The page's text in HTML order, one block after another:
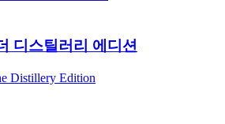
디스틸러리 에디션
Distillery Edition